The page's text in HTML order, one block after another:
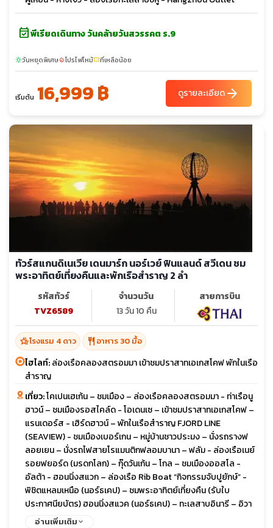
event_availableพีเรียดเดินทาง วันคล้ายวันสวรรคต ร.9
sunnyวันหยุดพิเศษlocal_fire_departmentโปรไฟไหม้confirmation_numberที่เหลือน้อย
เริ่มต้น 16,999 ฿ ดูรายละเอียดarrow_forward
ทัวร์สแกนดิเนเวีย เดนมาร์ก นอร์เวย์ ฟินแลนด์ สวีเดน ชม
พระอาทิตย์เที่ยงคืนและพักเรือสำราญ 2 ลำ
รหัสทัวร์
TVZ6589
จำนวนวัน
13 วัน 10 คืน
สายการบิน
hotel_classโรงแรม 4 ดาว restaurant อาหาร 30 มื้อ
ไฮไลท์:ล่องเรือคลองสตรอมมา เข้าชมปราสาทเอเกสโคฟ พักในเรือ
สำราญ
เที่ยว:โคเปนเฮเก้น – ชมเมือง – ล่องเรือคลองสตรอมมา - ท่าเรือนู
ฮาวน์ – ชมเมืองรอสไคล์ด - โอเดนเซ – เข้าชมปราสาทเอเกสโคฟ –
แรนเดอร์ส - เฮิร์ดฮาวน์ – พักในเรือสำราญ FJORD LINE
(SEAVIEW) - ชมเมืองเบอร์เกน – หมู่บ้านชาวประมง – นั่งรถรางฟ
ลอยเยน – นั่งรถไฟสายโรแมนติกฟลอมบานา – ฟลัม - ล่องเรือเนย์
รอยฟยอร์ด (มรดกโลก) – กุ๊ดวันเก้น – โกล – ชมเมืองออสโล -
อัลต้า - ฮอนนิ่งสแวก – ล่องเรือ Rib Boat “กิจกรรมจับปูยักษ์” -
พิชิตแหลมเหนือ (นอร์ธเคป) – ชมพระอาทิตย์เที่ยงคืน (รับใบ
ประกาศนียบัตร) ฮอนนิ่งสแวค (นอร์ธเคป) – ทะเลสาบอินารี – อิวา
โร - พิพิธภัณฑ์ซามิ (Siida Museum) - โรวาเนียมิ – หมู่บ้านซานตา
อ่านเพิ่มเติม